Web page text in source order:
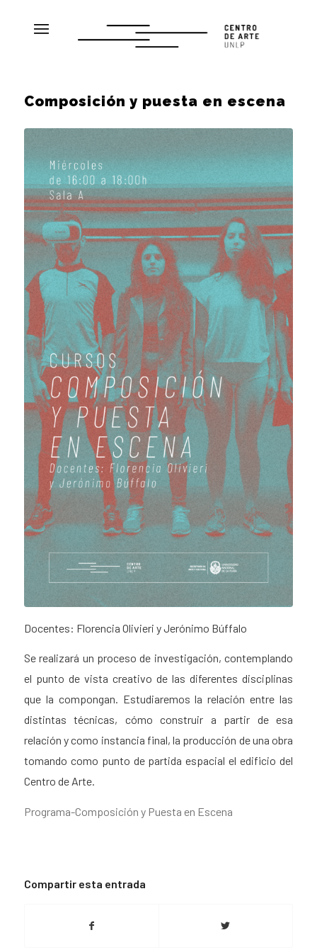
Composición y puesta en escena
Docentes: Florencia Olivieri y Jerónimo Búffalo
Se realizará un proceso de investigación, contemplando
el punto de vista creativo de las diferentes disciplinas
que la compongan. Estudiaremos la relación entre las
distintas técnicas, cómo construir a partir de esa
relación y como instancia final, la producción de una obra
tomando como punto de partida espacial el edificio del
Centro de Arte.
Programa-Composición y Puesta en Escena
Compartir esta entrada